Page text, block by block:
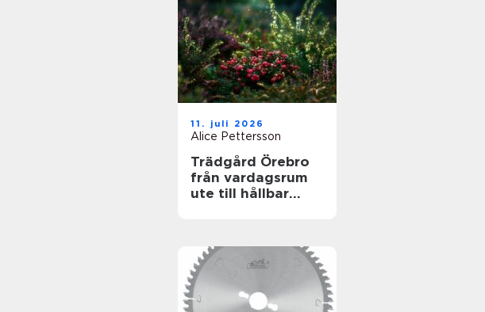
11. juli 2026
Alice Pettersson
Trädgård Örebro
från vardagsrum
ute till hållbar